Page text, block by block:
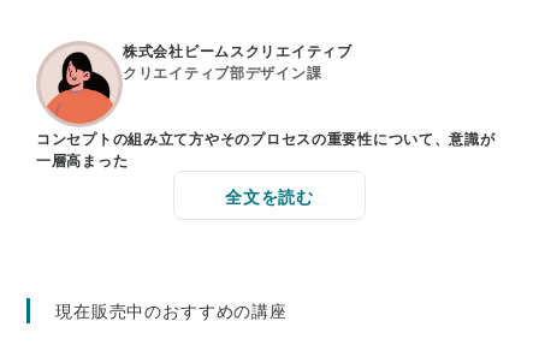
株式会社ビームスクリエイティブ
クリエイティブ部デザイン課
コンセプトの組み立て方やそのプロセスの重要性について、意識が
一層高まった
全文を読む
現在販売中のおすすめの講座